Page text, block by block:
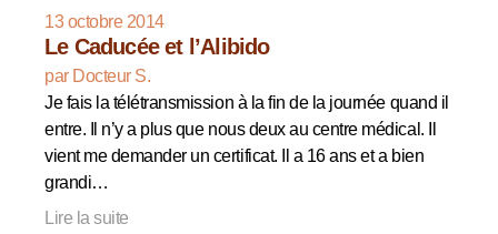
13 octobre 2014
Le Caducée et l’Alibido
par Docteur S.
Je fais la télétransmission à la fin de la journée quand il
entre. Il n’y a plus que nous deux au centre médical. Il
vient me demander un certificat. Il a 16 ans et a bien
grandi…
Lire la suite